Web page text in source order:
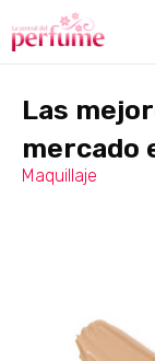
Las
mercado
Maquillaje